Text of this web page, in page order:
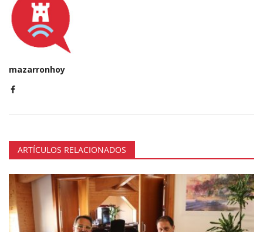
mazarronhoy
ARTÍCULOS RELACIONADOS